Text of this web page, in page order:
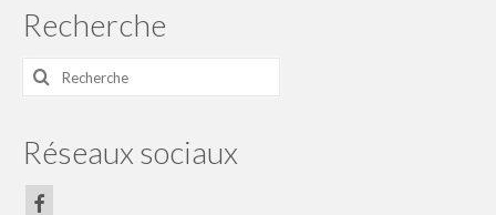
Recherche
Rechercher
Réseaux sociaux